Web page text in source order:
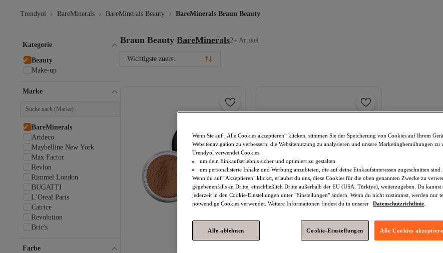
Trendyol BareMinerals BareMinerals Beauty BareMinerals Braun Beauty
Braun Beauty BareMinerals2+ Artikel
Wichtigste zuerst
Kategorie
Beauty
Make-up
Marke
BareMinerals
Artdeco
Maybelline New York
Max Factor
Revlon
Rimmel London
BUGATTI
L'Oreal Paris
Catrice
Revolution
Bric's
Sensai
Farbe
Wenn Sie auf „Alle Cookies akzeptieren“ klicken, stimmen Sie der Speicherung von Cookies auf Ihrem
Websitenavigation zu verbessern, die Websitenutzung zu analysieren und unsere Marketingbemühungen zu
Trendyol verwendet Cookies:
um dein Einkaufserlebnis sicher und optimiert zu gestalten.
um personalisierte Inhalte und Werbung anzubieten, die auf deine Einkaufsinteressen zugeschnitten sind.
Wenn du auf "Akzeptieren" klickst, erlaubst du uns, diese Cookies für die oben genannten Zwecke zu
gegebenenfalls an Dritte, einschließlich Dritte außerhalb der EU (USA, Türkiye), weiterzugeben. Du kannst
jederzeit in den Cookie-Einstellungen unter "Einstellungen" ändern. Wenn du nicht zustimmst, werden nur
notwendige Cookies verwendet. Weitere Informationen findest du in unserer
Datenschutzrichtlinie
Alle ablehnen Cookie-Einstellungen Alle Cookies